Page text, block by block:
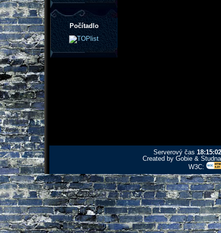
Počítadlo
Serverový čas 18:15:02
Created by Gobie &
W3C: